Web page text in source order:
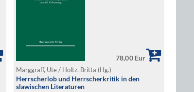
78,00 Eur
Marggraff, Ute / Holtz, Britta (Hg.)
Herrscherlob und Herrscherkritik in den
slawischen Literaturen